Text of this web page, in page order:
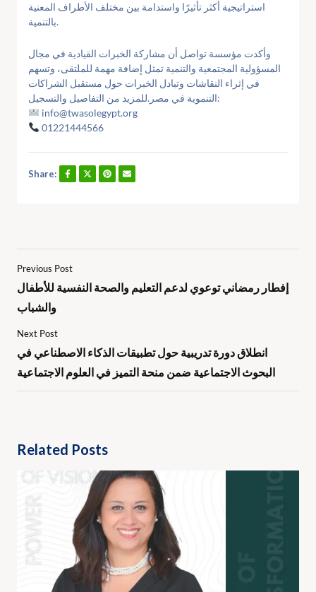
استراتيجية أكثر تأثيرًا واستدامة بين مختلف الأطراف المعنية
بالتنمية.
وأكدت مؤسسة تواصل أن مشاركة الخبرات القيادية في مجال
المسؤولية المجتمعية والتنمية تمثل إضافة مهمة للملتقى، وتسهم
في إثراء النقاشات وتبادل الخبرات حول مستقبل الشراكات
التنموية في مصر.للمزيد من التفاصيل والتسجيل:
info@twasolegypt.org
01221444566
Share:
Previous Post
إفطار رمضاني توعوي لدعم التعليم والصحة النفسية للأطفال
والشباب
Next Post
انطلاق دورة تدريبية حول تطبيقات الذكاء الاصطناعي في
البحوث الاجتماعية ضمن منحة التميز في العلوم الاجتماعية
Related Posts